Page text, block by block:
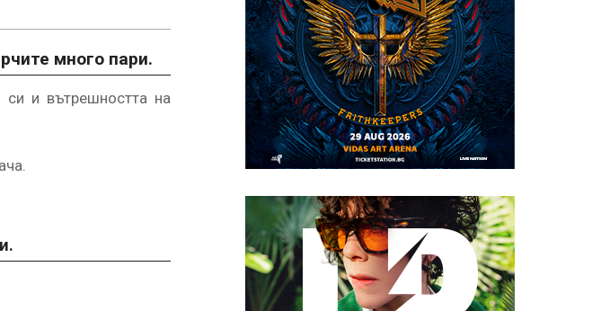
много пари.
си и вътрешността на